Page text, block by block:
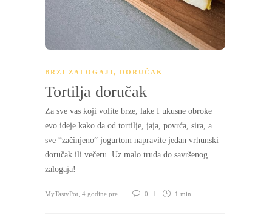
BRZI ZALOGAJI, DORUČAK
Tortilja doručak
Za sve vas koji volite brze, lake I ukusne obroke
evo ideje kako da od tortilje, jaja, povrća, sira, a
sve “začinjeno” jogurtom napravite jedan vrhunski
doručak ili večeru. Uz malo truda do savršenog
zalogaja!
MyTastyPot, 4 godine pre 0 1 min